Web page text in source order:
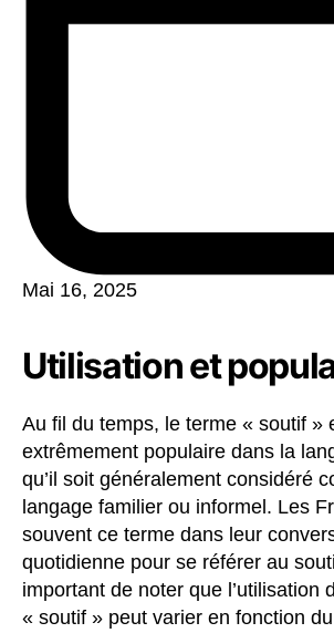
Mai 16, 2025
Utilisation et
Au fil du temps, le terme « soutif »
extrêmement populaire dans la
qu’il soit généralement considéré
langage familier ou informel. Les
souvent ce terme dans leur
quotidienne pour se référer au
important de noter que l’utilisation
« soutif » peut varier en fonction